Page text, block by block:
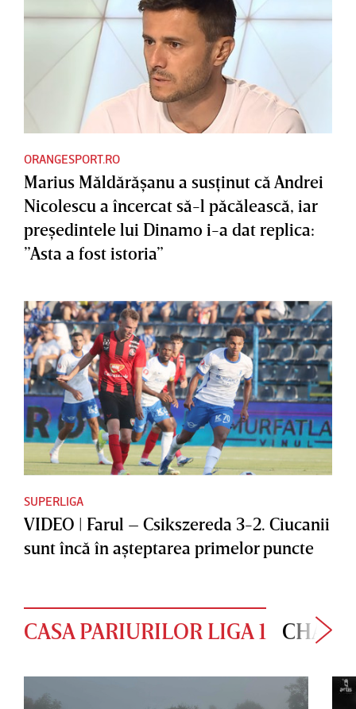
ORANGESPORT.RO
Marius Măldărăşanu a susţinut că Andrei
Nicolescu a încercat să-l păcălească, iar
preşedintele lui Dinamo i-a dat replica:
”Asta a fost istoria”
SUPERLIGA
VIDEO | Farul – Csikszereda 3-2. Ciucanii
sunt încă în aşteptarea primelor puncte
CASA PARIURILOR LIGA 1